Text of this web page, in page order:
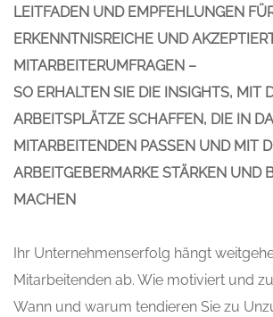
LEITFADEN UND EMPFEHLUNGEN
ERKENNTNISREICHE UND
MITARBEITERUMFRAGEN –
SO ERHALTEN SIE DIE INSIGHTS, MIT
ARBEITSPLÄTZE SCHAFFEN, DIE IN
MITARBEITENDEN PASSEN UND MIT
ARBEITGEBERMARKE STÄRKEN UND
MACHEN
Ihr Unternehmenserfolg hängt
Mitarbeitenden ab. Wie motiviert und
Wann und warum tendieren Sie zu